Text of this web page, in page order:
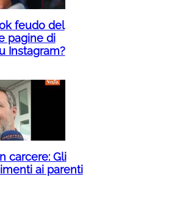
feudo del
pagine di
Instagram?
carcere: Gli
ai parenti